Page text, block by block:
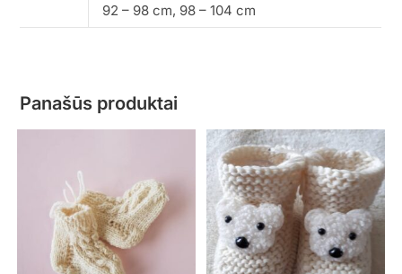
92 – 98 cm, 98 – 104 cm
Panašūs produktai